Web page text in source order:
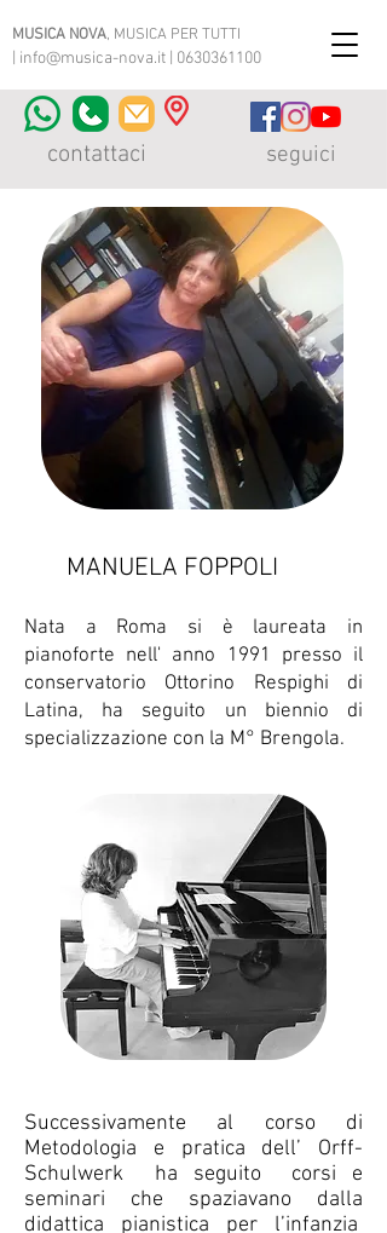
contattaci seguici
MUSICA NOVA, MUSICA PER TUTTI
info@musica-nova.it 0630361100
MANUELA FOPPOLI
Nata a Roma si è laureata in
pianoforte nell' anno 1991 presso il
conservatorio Ottorino Respighi di
Latina, ha seguito un biennio di
specializzazione con la M° Brengola.
Successivamente al corso di
Metodologia e pratica dell’ Orff-
Schulwerk ha seguito corsi e
seminari che spaziavano dalla
didattica pianistica per l’infanzia